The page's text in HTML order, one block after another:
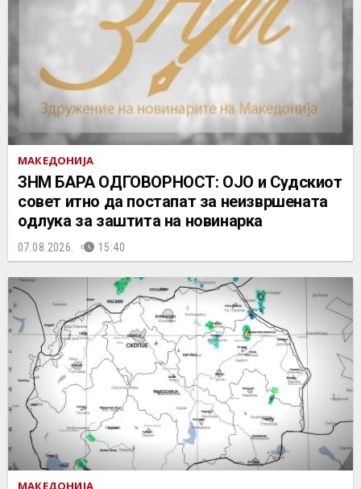
МАКЕДОНИЈА
ЗНМ БАРА ОДГОВОРНОСТ: ОЈО и Судскиот
совет итно да постапат за неизвршената
одлука за заштита на новинарка
07.08.2026. 15:40
МАКЕДОНИЈА